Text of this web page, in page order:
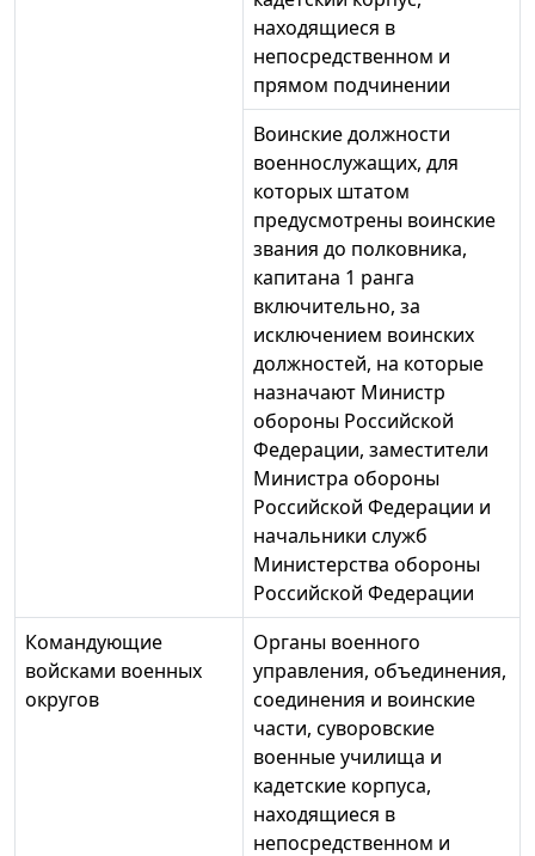
находящиеся в
непосредственном и
прямом подчинении
Воинские должности
военнослужащих, для
которых штатом
предусмотрены воинские
звания до полковника,
капитана 1 ранга
включительно, за
исключением воинских
должностей, на которые
назначают Министр
обороны Российской
Федерации, заместители
Министра обороны
Российской Федерации и
начальники служб
Министерства обороны
Российской Федерации
Командующие
войсками военных
округов
Органы военного
управления, объединения,
соединения и воинские
части, суворовские
военные училища и
кадетские корпуса,
находящиеся в
непосредственном и